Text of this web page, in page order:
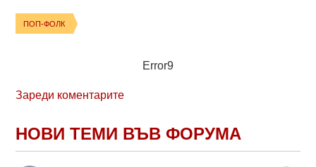
ПОП-ФОЛК
Error9
Зареди коментарите
НОВИ ТЕМИ ВЪВ ФОРУМА